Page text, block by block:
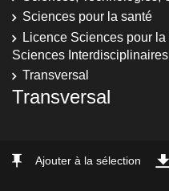
Sciences pour la santé
Licence Sciences pour
Sciences
Transversal
Transversal
Ajouter à la sélection